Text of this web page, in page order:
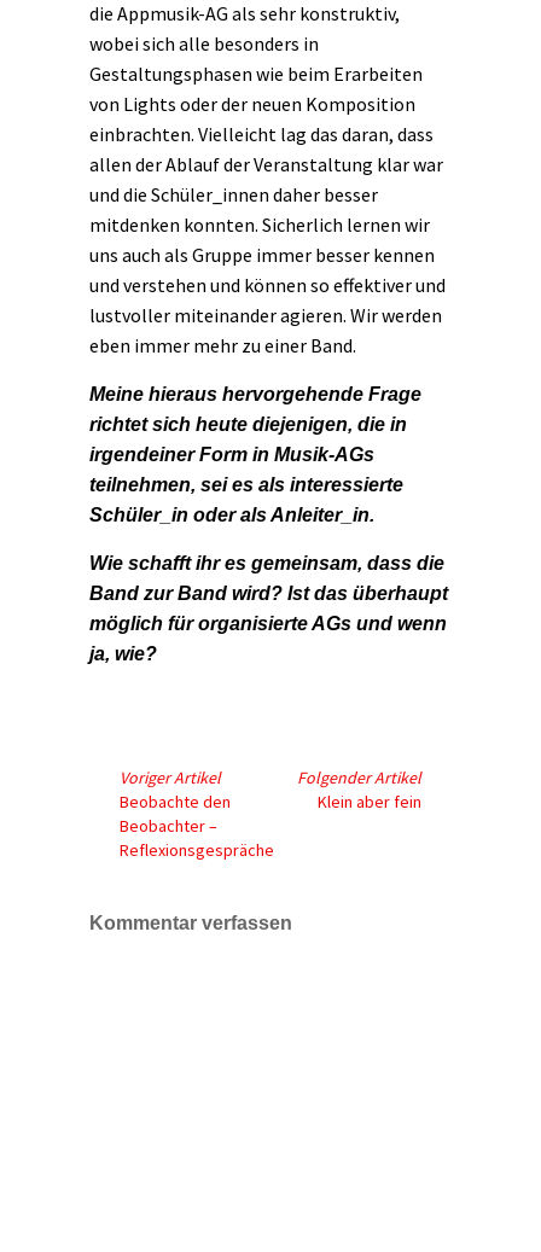
die Appmusik-AG als sehr konstruktiv,
wobei sich alle besonders in
Gestaltungsphasen wie beim Erarbeiten
von Lights oder der neuen Komposition
einbrachten. Vielleicht lag das daran, dass
allen der Ablauf der Veranstaltung klar war
und die Schüler_innen daher besser
mitdenken konnten. Sicherlich lernen wir
uns auch als Gruppe immer besser kennen
und verstehen und können so effektiver und
lustvoller miteinander agieren. Wir werden
eben immer mehr zu einer Band.
Meine hieraus hervorgehende Frage
richtet sich heute diejenigen, die in
irgendeiner Form in Musik-AGs
teilnehmen, sei es als interessierte
Schüler_in oder als Anleiter_in.
Wie schafft ihr es gemeinsam, dass die
Band zur Band wird? Ist das überhaupt
möglich für organisierte AGs und wenn
ja, wie?
Voriger Artikel
Beobachte den
Beobachter –
Reflexionsgespräche
Folgender Artikel
Klein aber fein
Kommentar verfassen